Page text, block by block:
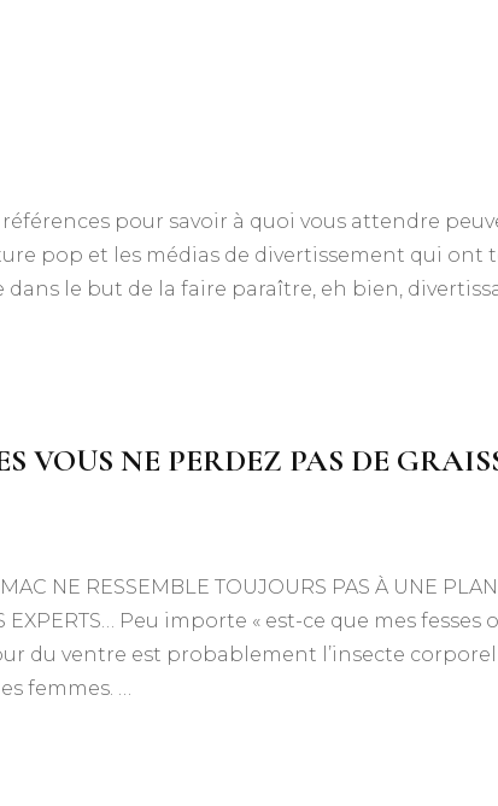
références pour savoir à quoi vous attendre
pop et les médias de divertissement qui ont
le but de la faire paraître, eh bien,
VOUS NE PERDEZ PAS DE
NE RESSEMBLE TOUJOURS PAS À UNE
EXPERTS… Peu importe « est-ce que mes fesses
du ventre est probablement l’insecte
femmes. …